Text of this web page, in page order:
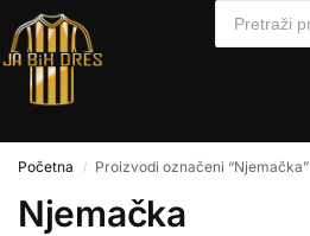
Početna / Proizvodi označeni “Njemačka”
Njemačka